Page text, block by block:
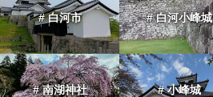
# 白河市 # 白河小峰城
# 南湖神社 # 小峰城
福
島
へ
戻
る